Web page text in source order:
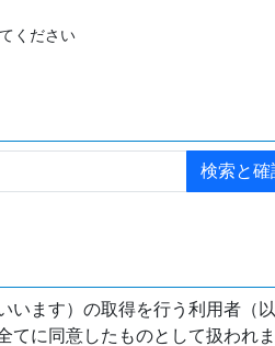
ください
います）の取得を行う利用者（以
てに同意したものとして扱われま